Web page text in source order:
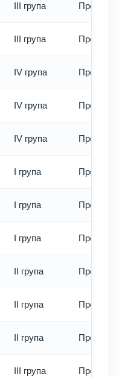
III група Превод -
III група Превод -
IV група Превод -
IV група Превод -
IV група Превод -
I група Превод -
I група Превод -
I група Превод -
II група Превод -
II група Превод -
II група Превод -
III група Превод -